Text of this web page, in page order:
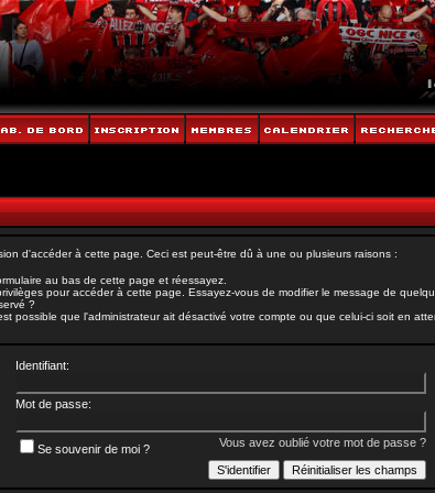
d'accéder à cette page. Ceci est peut-être dû à une ou plusieurs raisons :
au bas de cette page et réessayez.
pour accéder à cette page. Essayez-vous de modifier le message de
?
possible que l'administrateur ait désactivé votre compte ou que celui-ci soit en
Identifiant:
Mot de passe:
Vous avez oublié votre mot de passe ?
Se souvenir de moi ?